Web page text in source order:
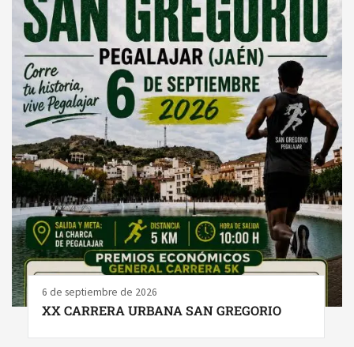
6 de septiembre de 2026
XX CARRERA URBANA SAN GREGORIO